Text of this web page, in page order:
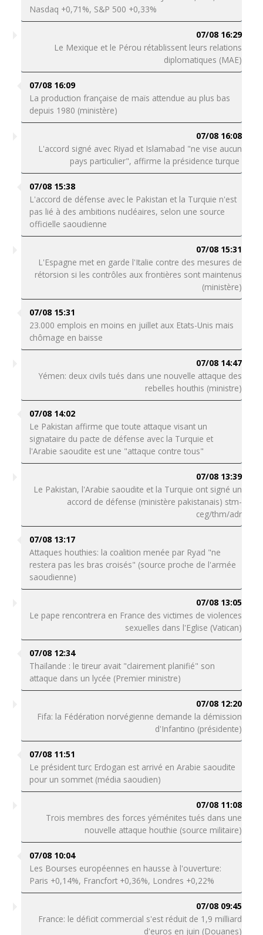
Nasdaq +0,71%, S&P 500 +0,33%
07/08 16:29
Le Mexique et le Pérou rétablissent leurs relations
diplomatiques (MAE)
07/08 16:09
La production française de maïs attendue au plus bas
depuis 1980 (ministère)
07/08 16:08
L'accord signé avec Riyad et Islamabad "ne vise aucun
pays particulier", affirme la présidence turque
07/08 15:38
L'accord de défense avec le Pakistan et la Turquie n'est
pas lié à des ambitions nucléaires, selon une source
officielle saoudienne
07/08 15:31
L'Espagne met en garde l'Italie contre des mesures de
rétorsion si les contrôles aux frontières sont maintenus
(ministère)
07/08 15:31
23.000 emplois en moins en juillet aux Etats-Unis mais
chômage en baisse
07/08 14:47
Yémen: deux civils tués dans une nouvelle attaque des
rebelles houthis (ministre)
07/08 14:02
Le Pakistan affirme que toute attaque visant un
signataire du pacte de défense avec la Turquie et
l'Arabie saoudite est une "attaque contre tous"
07/08 13:39
Le Pakistan, l'Arabie saoudite et la Turquie ont signé un
accord de défense (ministère pakistanais) stm-
ceg/thm/adr
07/08 13:17
Attaques houthies: la coalition menée par Ryad "ne
restera pas les bras croisés" (source proche de l'armée
saoudienne)
07/08 13:05
Le pape rencontrera en France des victimes de violences
sexuelles dans l'Eglise (Vatican)
07/08 12:34
Thaïlande : le tireur avait "clairement planifié" son
attaque dans un lycée (Premier ministre)
07/08 12:20
Fifa: la Fédération norvégienne demande la démission
d'Infantino (présidente)
07/08 11:51
Le président turc Erdogan est arrivé en Arabie saoudite
pour un sommet (média saoudien)
07/08 11:08
Trois membres des forces yéménites tués dans une
nouvelle attaque houthie (source militaire)
07/08 10:04
Les Bourses européennes en hausse à l'ouverture:
Paris +0,14%, Francfort +0,36%, Londres +0,22%
07/08 09:45
France: le déficit commercial s'est réduit de 1,9 milliard
d'euros en juin (Douanes)